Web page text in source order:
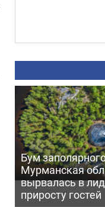
Бум
Мурманская
вырвалась в
приросту гостей